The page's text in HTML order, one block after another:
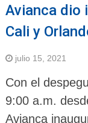
Avianca dio
Cali y
julio 15, 2021
Con el
9:00 a.m.
Avianca